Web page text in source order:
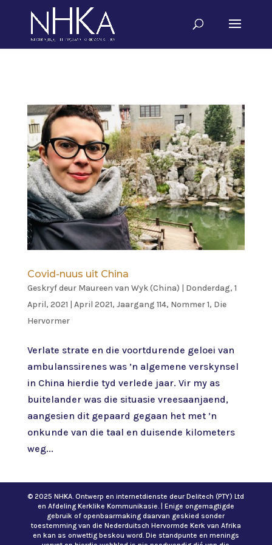
Covid-nuus uit China
Geskryf deur Maureen van Wyk (China) | Donderdag, 1
April, 2021 | April 2021, Jaargang 114, Nommer 1, Die
Hervormer
Verlate strate en die voortdurende geloei van
ambulanssirenes was ’n algemene verskynsel
in China hierdie tyd verlede jaar. Vir my as
buitelander was die situasie vreesaanjaend,
aangesien dit gepaard gegaan het met ’n
onkunde van die taal en duisende kilometers
weg...
© 2025 NHKA. Ontwerp en internetdienste deur Delitech (PTY) Ltd
en Afdeling Kerklike Kommunikasie. | Enige ongemagtigde
gebruik of openbaarmaking daarvan geskied sonder
toestemming van die Nederduitsch Hervormde Kerk van Afrika
en kan as onwettig beskou word. Die standpunte en menings